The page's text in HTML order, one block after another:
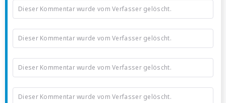
Dieser Kommentar wurde vom Verfasser gelöscht.
Dieser Kommentar wurde vom Verfasser gelöscht.
Dieser Kommentar wurde vom Verfasser gelöscht.
Dieser Kommentar wurde vom Verfasser gelöscht.